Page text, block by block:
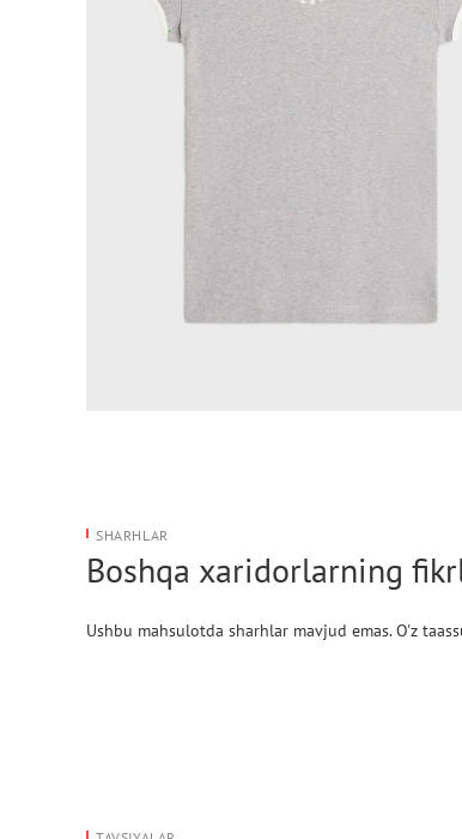
SHARHLAR
Boshqa xaridorlarning
Ushbu mahsulotda sharhlar mavjud emas. O'z